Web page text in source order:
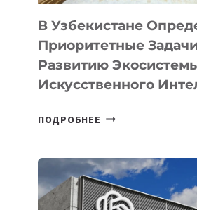
В Узбекистане
Приоритетные
Развитию
Искусственного
ПОДРОБНЕЕ В
ПРИОРИТЕТНЫЕ
ЗАДАЧИ
ПО